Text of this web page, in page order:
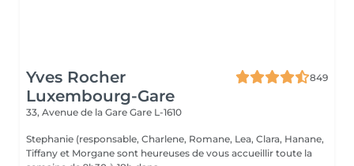
Yves Rocher
Luxembourg-Gare
849
33, Avenue de la Gare Gare L-1610
Stephanie (responsable, Charlene, Romane, Lea, Clara, Hanane,
Tiffany et Morgane sont heureuses de vous accueillir toute la